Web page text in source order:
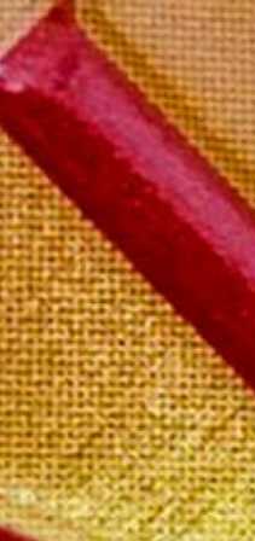
boutique Mon compte